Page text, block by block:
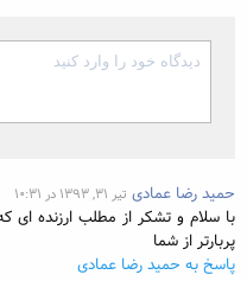
حمید رضا عمادی تیر ۳۱, ۱۳۹۳ در ۱۰:۳۱
با سلام و تشکر از مطلب ارزنده ای
پربارتر از شما
پاسخ به حمید رضا عمادی